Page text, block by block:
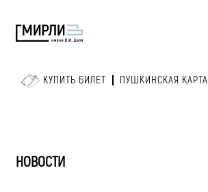
КУПИТЬ БИЛЕТ ПУШКИНСКАЯ КАРТА
НОВОСТИ